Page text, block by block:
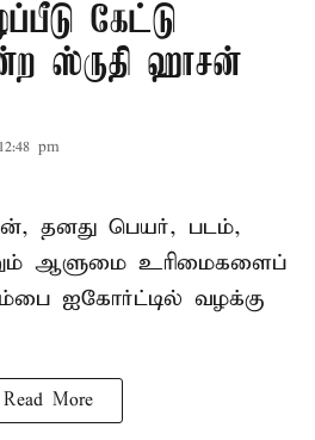
கேட்டு
ஸ்ருதி ஹாசன்
pm
, தனது பெயர், படம்,
ஆளுமை உரிமைகளைப்
ஐகோர்ட்டில் வழக்கு
Read More